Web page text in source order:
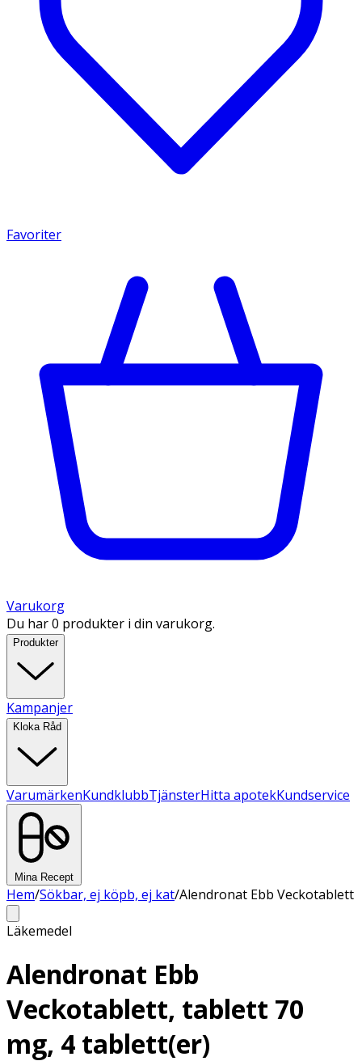
Favoriter
Varukorg
Du har 0 produkter i din varukorg.
Produkter
Kampanjer
Kloka Råd
VarumärkenKundklubbTjänsterHitta apotekKundservice
Mina Recept
Hem/Sökbar, ej köpb, ej kat/Alendronat Ebb Veckotablett
Läkemedel
Alendronat Ebb
Veckotablett, tablett 70
mg, 4 tablett(er)